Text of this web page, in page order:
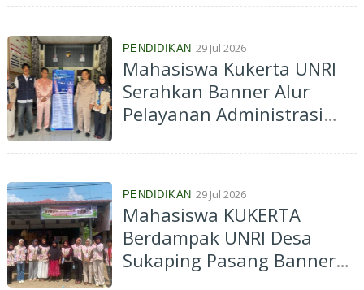
Bermunculan
PENDIDIKAN 29 Jul 2026
Mahasiswa Kukerta UNRI
Serahkan Banner Alur
Pelayanan Administrasi
Permudah Akses Informasi
PENDIDIKAN 29 Jul 2026
Mahasiswa KUKERTA
Berdampak UNRI Desa
Sukaping Pasang Banner